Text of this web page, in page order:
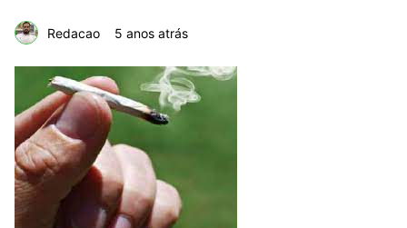
Redacao 5 anos atrás